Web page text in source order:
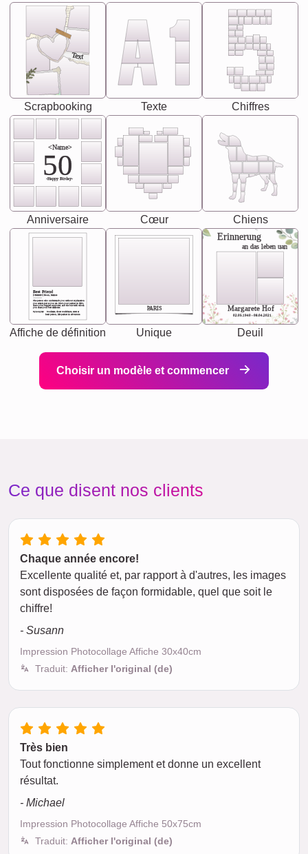
Text
Scrapbooking Texte Chiffres
<Name>
50
-Happy Birday-
Anniversaire Cœur Chiens
Best Friend
[<NAME>] Noun, feminie
Synonyms: Soulmate, closet confidante, sister at
heart person, life partner in adventure.
The person who understands you without explanation
you accepts just as you are. She's your partner in life's,
chaos your biggest supporter, and the one with whom
you share your best memories.
Affiche de définition
PARIS
Unique
Erinnerung
an das leben uan
Margarete Hof
02.05.1940 - 08.04.2021
Deuil
Choisir un modèle et commencer
Ce que disent nos clients
Chaque année encore!
Excellente qualité et, par rapport à d'autres, les images
sont disposées de façon formidable, quel que soit le
chiffre!
- Susann
Impression Photocollage Affiche 30x40cm
Traduit: Afficher l'original (de)
Très bien
Tout fonctionne simplement et donne un excellent
résultat.
- Michael
Impression Photocollage Affiche 50x75cm
Traduit: Afficher l'original (de)